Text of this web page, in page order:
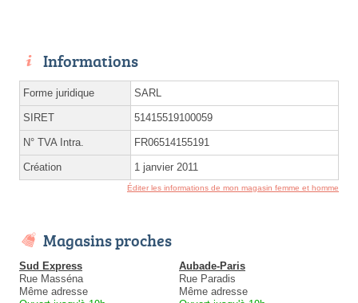
Informations
Forme juridique SARL
SIRET 51415519100059
N° TVA Intra. FR06514155191
Création 1 janvier 2011
Éditer les informations de mon magasin femme et homme
Magasins proches
Sud Express
Rue Masséna
Même adresse
Aubade-Paris
Rue Paradis
Même adresse